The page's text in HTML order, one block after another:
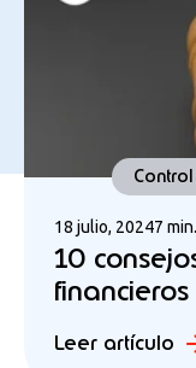
18 julio, 20247 min.
10
Leer artículo